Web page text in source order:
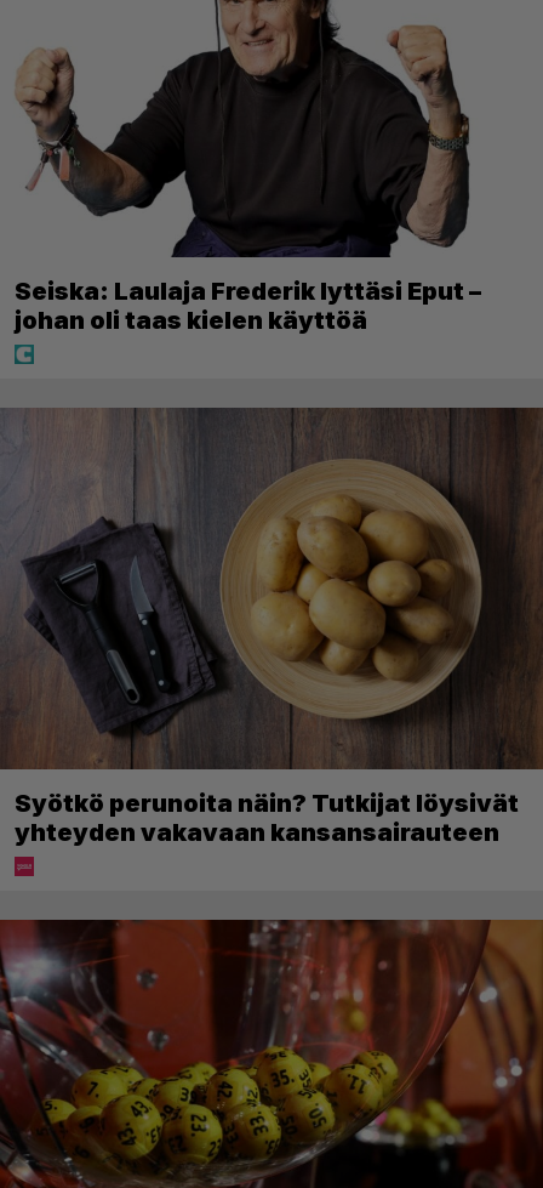
Seiska: Laulaja Frederik lyttäsi Eput –
johan oli taas kielen käyttöä
Syötkö perunoita näin? Tutkijat löysivät
yhteyden vakavaan kansansairauteen